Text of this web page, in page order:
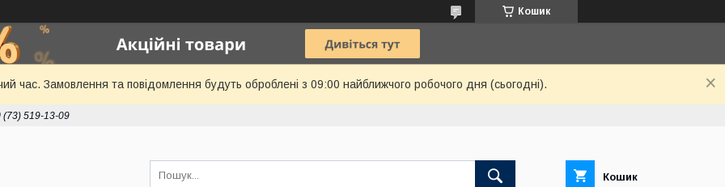
Кошик
час. Замовлення та повідомлення будуть оброблені з 09:00 найближчого робочого дня (сьогодні).
(73) 519-13-09
Кошик